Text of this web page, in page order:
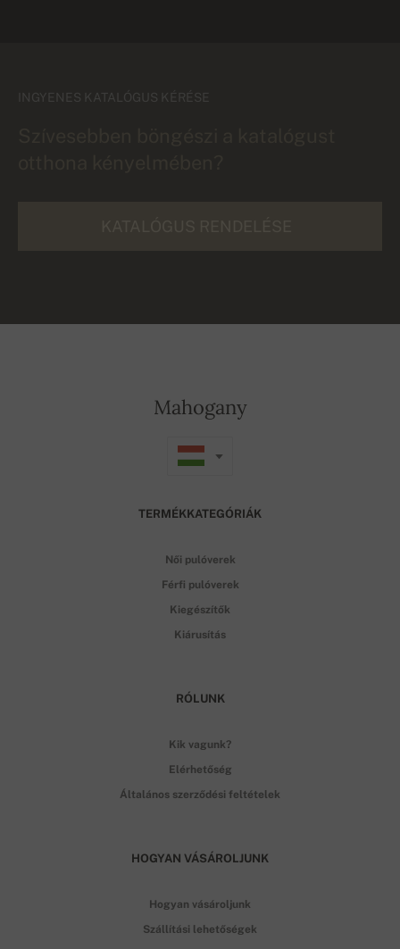
INGYENES KATALÓGUS KÉRÉSE
Mahogany
TERMÉKKATEGÓRIÁK
Női pulóverek
Férfi pulóverek
Kiegészítők
Kiárusítás
RÓLUNK
Kik vagunk?
Elérhetőség
Általános szerződési feltételek
HOGYAN VÁSÁROLJUNK
Hogyan vásároljunk
Szállítási lehetőségek